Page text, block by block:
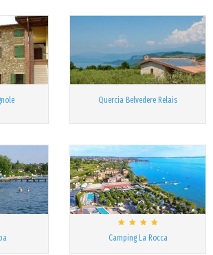
Quercia Belvedere Relais
Camping La Rocca